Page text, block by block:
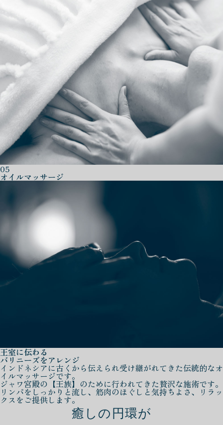
05
オイルマッサージ
王室に伝わる
バリニーズをアレンジ
インドネシアに古くから伝えられ受け継がれてきた伝統的なオ
イルマッサージです。
ジャワ宮殿の【王族】のために行われてきた贅沢な施術です。
リンパをしっかりと流し、筋肉のほぐしと気持ちよさ、リラッ
クスをご提供します。
癒しの円環が